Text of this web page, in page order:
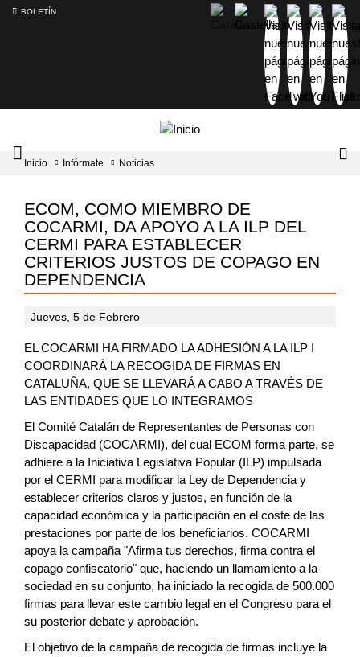
BOLETÍN
Intercambiador
del
principal
Inicio Infórmate Noticias
ECOM, COMO MIEMBRO DE
COCARMI, DA APOYO A LA ILP DEL
CERMI PARA ESTABLECER
CRITERIOS JUSTOS DE COPAGO EN
DEPENDENCIA
Jueves, 5 de Febrero
EL COCARMI HA FIRMADO LA ADHESIÓN A LA ILP I
COORDINARÁ LA RECOGIDA DE FIRMAS EN
CATALUÑA, QUE SE LLEVARÁ A CABO A TRAVÉS DE
LAS ENTIDADES QUE LO INTEGRAMOS
El Comité Catalán de Representantes de Personas con
Discapacidad (COCARMI), del cual ECOM forma parte, se
adhiere a la Iniciativa Legislativa Popular (ILP) impulsada
por el CERMI para modificar la Ley de Dependencia y
establecer criterios claros y justos, en función de la
capacidad económica y la participación en el coste de las
prestaciones por parte de los beneficiarios. COCARMI
apoya la campaña "Afirma tus derechos, firma contra el
copago confiscatorio" que, haciendo un llamamiento a la
sociedad en su conjunto, ha iniciado la recogida de 500.000
firmas para llevar este cambio legal en el Congreso para el
su posterior debate y aprobación.
El objetivo de la campaña de recogida de firmas incluye la